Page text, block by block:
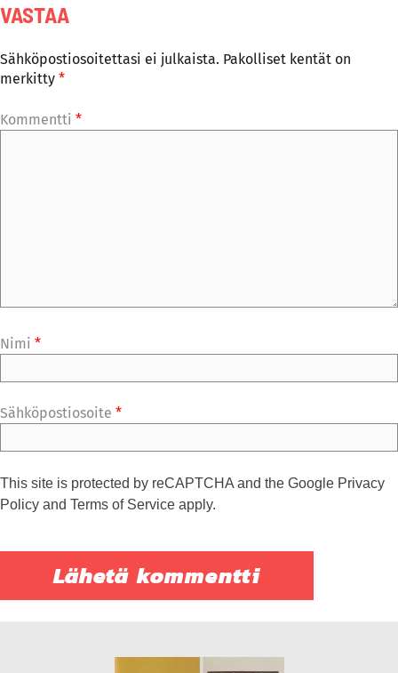
VASTAA
Sähköpostiosoitettasi ei julkaista. Pakolliset kentät on
merkitty *
Kommentti *
Nimi *
Sähköpostiosoite *
This site is protected by reCAPTCHA and the Google Privacy
Policy and Terms of Service apply.